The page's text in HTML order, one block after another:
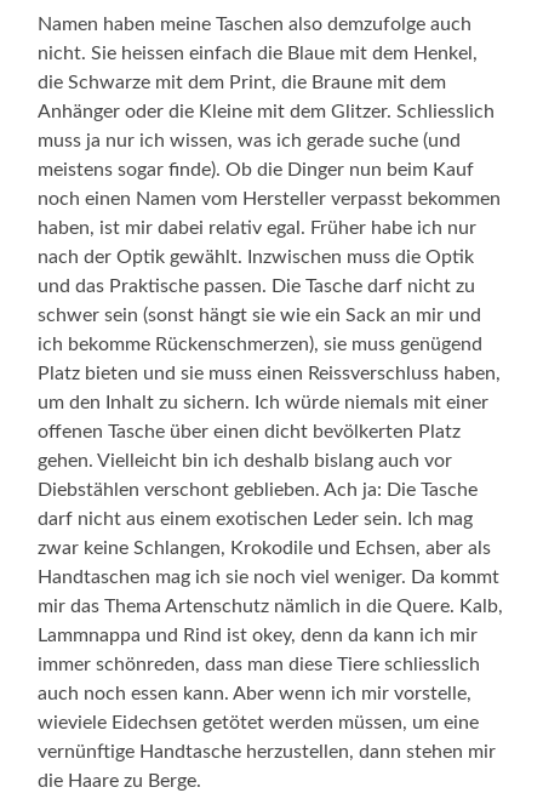
Namen haben meine Taschen also demzufolge auch
nicht. Sie heissen einfach die Blaue mit dem Henkel,
die Schwarze mit dem Print, die Braune mit dem
Anhänger oder die Kleine mit dem Glitzer. Schliesslich
muss ja nur ich wissen, was ich gerade suche (und
meistens sogar finde). Ob die Dinger nun beim Kauf
noch einen Namen vom Hersteller verpasst bekommen
haben, ist mir dabei relativ egal. Früher habe ich nur
nach der Optik gewählt. Inzwischen muss die Optik
und das Praktische passen. Die Tasche darf nicht zu
schwer sein (sonst hängt sie wie ein Sack an mir und
ich bekomme Rückenschmerzen), sie muss genügend
Platz bieten und sie muss einen Reissverschluss haben,
um den Inhalt zu sichern. Ich würde niemals mit einer
offenen Tasche über einen dicht bevölkerten Platz
gehen. Vielleicht bin ich deshalb bislang auch vor
Diebstählen verschont geblieben. Ach ja: Die Tasche
darf nicht aus einem exotischen Leder sein. Ich mag
zwar keine Schlangen, Krokodile und Echsen, aber als
Handtaschen mag ich sie noch viel weniger. Da kommt
mir das Thema Artenschutz nämlich in die Quere. Kalb,
Lammnappa und Rind ist okey, denn da kann ich mir
immer schönreden, dass man diese Tiere schliesslich
auch noch essen kann. Aber wenn ich mir vorstelle,
wieviele Eidechsen getötet werden müssen, um eine
vernünftige Handtasche herzustellen, dann stehen mir
die Haare zu Berge.